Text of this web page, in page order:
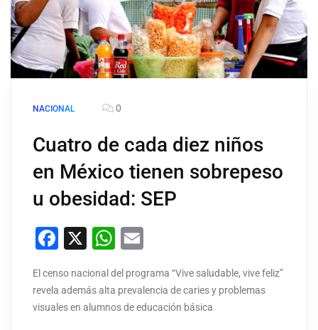
NACIONAL 0
Cuatro de cada diez niños
en México tienen sobrepeso
u obesidad: SEP
Facebook
X WhatsApp
El censo nacional del programa “Vive saludable, vive feliz”
revela además alta prevalencia de caries y problemas
visuales en alumnos de educación básica